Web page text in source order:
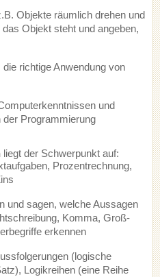
Objekte räumlich drehen und
Objekt steht und angeben,
richtige Anwendung von
und
der Programmierung
liegt der Schwerpunkt auf:
Prozentrechnung,
und sagen, welche Aussagen
Komma, Groß-
erkennen
(logische
Logikreihen (eine Reihe